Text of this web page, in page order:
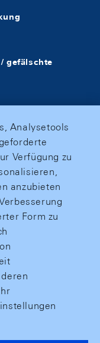
gefälschte
Analysetools
Verfügung zu
anzubieten
Form zu